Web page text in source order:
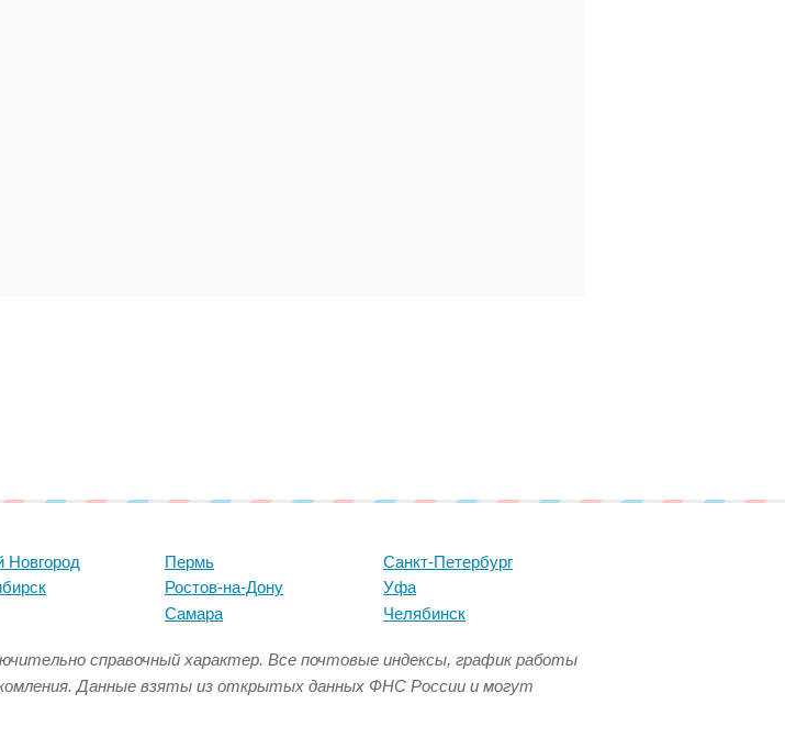
Новгород
Пермь
Ростов-на-Дону
Самара
Санкт-Петербург
Уфа
Челябинск
справочный характер. Все почтовые индексы, график работы
Данные взяты из открытых данных ФНС России и могут